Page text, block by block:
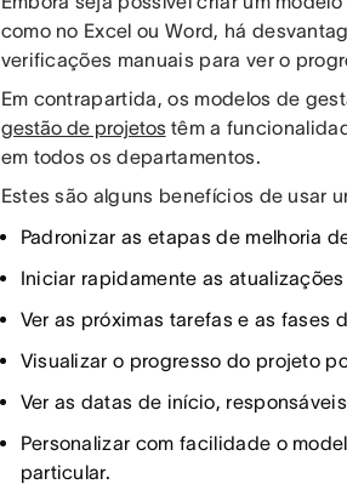
como no Excel ou Word, há
verificações manuais para ver o
Em contrapartida, os modelos de
gestão de projetos têm a
em todos os departamentos.
Estes são alguns benefícios de usar
Padronizar as etapas de melhoria
Iniciar rapidamente as
Ver as próximas tarefas e as fases
Visualizar o progresso do projeto
Ver as datas de início,
Personalizar com facilidade o
particular.